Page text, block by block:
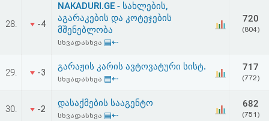
შეთანხმება
უარყოფა
28. -4
NAKADURI.GE - სახლების,
აგარაკების და კოტეჯების
მშენებლობა
სხვადასხვა ▤⇠
720
(804)
29. -3
გარაჟის კარის ავტოვატური სისტ.
სხვადასხვა ▤⇠
717
(772)
30. -2
დასაქმების სააგენტო
სხვადასხვა ▤⇠
682
(751)